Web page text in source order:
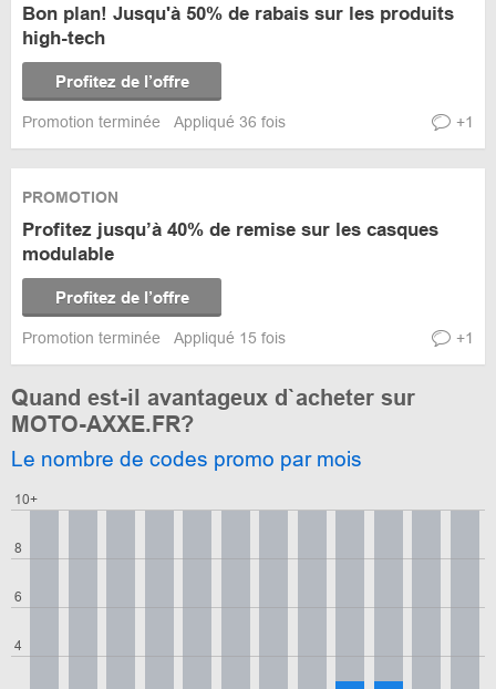
Bon plan! Jusqu'à 50% de rabais sur les produits
high-tech
Profitez de l’offre
Promotion terminée Appliqué 36 fois +1
PROMOTION
Profitez jusqu’à 40% de remise sur les casques
modulable
Profitez de l’offre
Promotion terminée Appliqué 15 fois +1
Quand est-il avantageux d`acheter sur
MOTO-AXXE.FR?
Le nombre de codes promo par mois
4
6
8
10+